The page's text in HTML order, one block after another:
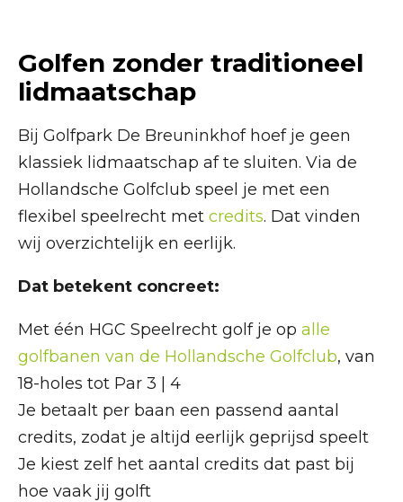
Golfen zonder traditioneel
lidmaatschap
Bij Golfpark De Breuninkhof hoef je geen
klassiek lidmaatschap af te sluiten. Via de
Hollandsche Golfclub speel je met een
flexibel speelrecht met credits. Dat vinden
wij overzichtelijk en eerlijk.
Dat betekent concreet:
Met één HGC Speelrecht golf je op alle
golfbanen van de Hollandsche Golfclub, van
18-holes tot Par 3 | 4
Je betaalt per baan een passend aantal
credits, zodat je altijd eerlijk geprijsd speelt
Je kiest zelf het aantal credits dat past bij
hoe vaak jij golft